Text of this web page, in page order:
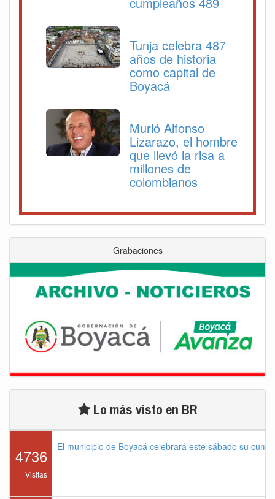
Tunja celebra 487
años de historia
como capital de
Boyacá
Murió Alfonso
Lizarazo, el hombre
que llevó la risa a
millones de
colombianos
Grabaciones
Lo más visto en BR
4736
Visitas
El municipio de Boyacá celebrará este sábado su